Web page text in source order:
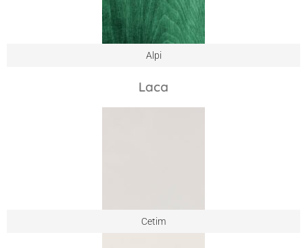
Alpi
Laca
Cetim